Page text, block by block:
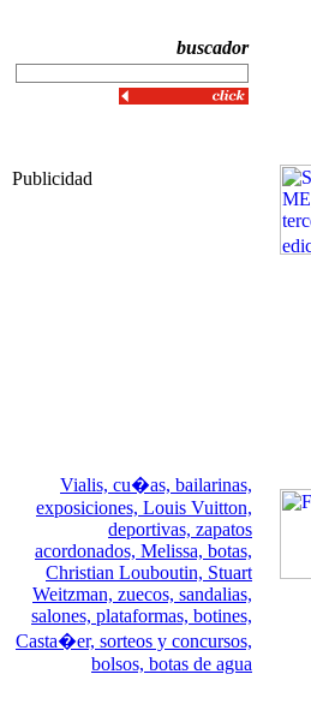
buscador
Publicidad
Vialis, cu�as, bailarinas,
exposiciones, Louis Vuitton,
deportivas, zapatos
acordonados, Melissa, botas,
Christian Louboutin, Stuart
Weitzman, zuecos, sandalias,
salones, plataformas, botines,
Casta�er, sorteos y concursos,
bolsos, botas de agua